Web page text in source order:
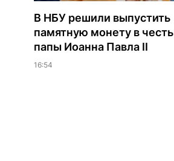
В НБУ решили выпустить
памятную монету в честь
папы Иоанна Павла II
16:54